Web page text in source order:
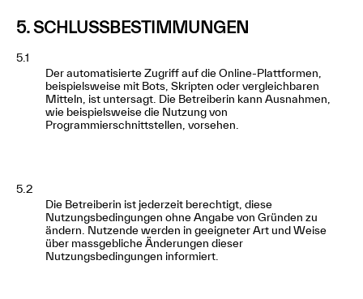
5. SCHLUSSBESTIMMUNGEN
5.1
Der automatisierte Zugriff auf die Online-Plattformen,
beispielsweise mit Bots, Skripten oder vergleichbaren
Mitteln, ist untersagt. Die Betreiberin kann Ausnahmen,
wie beispielsweise die Nutzung von
Programmierschnittstellen, vorsehen.
5.2
Die Betreiberin ist jederzeit berechtigt, diese
Nutzungsbedingungen ohne Angabe von Gründen zu
ändern. Nutzende werden in geeigneter Art und Weise
über massgebliche Änderungen dieser
Nutzungsbedingungen informiert.